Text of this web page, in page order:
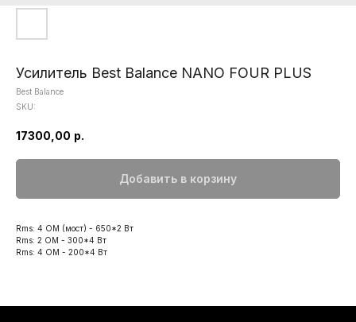
Усилитель Best Balance NANO FOUR PLUS
Best Balance
SKU:
17300,00 р.
Добавить в корзину
Rms: 4 ОМ (мост) - 650*2 Вт
Rms: 2 ОМ - 300*4 Вт
Rms: 4 ОМ - 200*4 Вт